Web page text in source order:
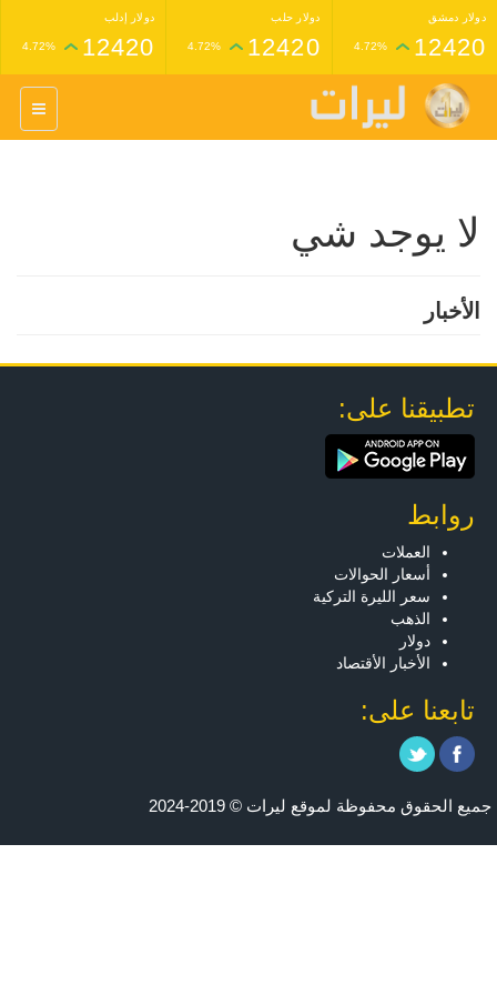
دولار دمشق
12420
4.72%
دولار حلب
12420
4.72%
دولار إدلب
12420
4.72%
غرام عيار 24 ذهب
1,398,000
4.33%
1,227,000
لا يوجد شي
الأخبار
تطبيقنا على:
روابط
العملات
أسعار الحوالات
سعر الليرة التركية
الذهب
دولار
الأخبار الأقتصاد
تابعنا على:
جميع الحقوق محفوظة لموقع ليرات © 2019-2024